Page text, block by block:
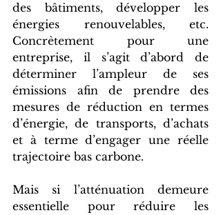
des bâtiments, développer les
énergies renouvelables, etc.
Concrètement pour une
entreprise, il s’agit d’abord de
déterminer l’ampleur de ses
émissions afin de prendre des
mesures de réduction en termes
d’énergie, de transports, d’achats
et à terme d’engager une réelle
trajectoire bas carbone.
Mais si l’atténuation demeure
essentielle pour réduire les